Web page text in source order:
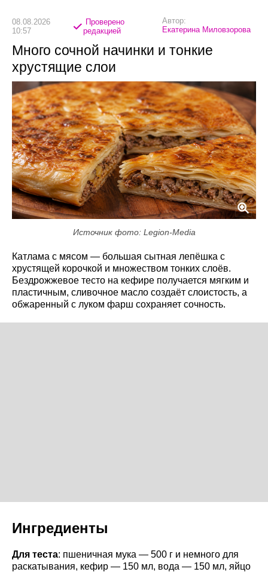
08.08.2026
10:57
Проверено
редакцией
Автор:
Екатерина Миловзорова
Много сочной начинки и тонкие
хрустящие слои
Источник фото: Legion-Media
Катлама с мясом — большая сытная лепёшка с
хрустящей корочкой и множеством тонких слоёв.
Бездрожжевое тесто на кефире получается мягким и
пластичным, сливочное масло создаёт слоистость, а
обжаренный с луком фарш сохраняет сочность.
Ингредиенты
Для теста: пшеничная мука — 500 г и немного для
раскатывания, кефир — 150 мл, вода — 150 мл, яйцо